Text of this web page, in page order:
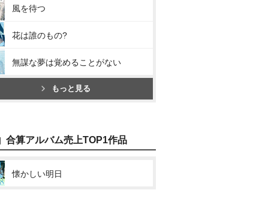
風を待つ
花は誰のもの?
無謀な夢は覚めることがない
もっと見る
合算アルバム売上TOP1作品
懐かしい明日